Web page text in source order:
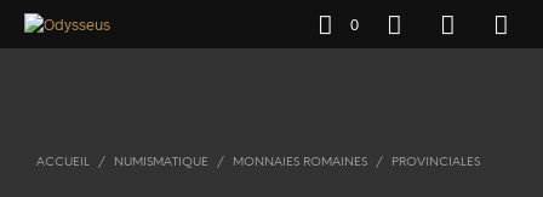
0
ACCUEIL / NUMISMATIQUE / MONNAIES ROMAINES / PROVINCIALES